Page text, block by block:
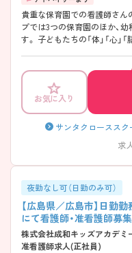
貴重な保育園での看護師さん
プでは3つの保育園のほか、
す。 子どもたちの「体」「心」
お気に入り
サンタクロースス
求
夜勤なし可（日勤のみ可）
【広島県／広島市】日勤
にて看護師・准看護師募
株式会社成和キッズアカデミ
准看護師求人(正社員)